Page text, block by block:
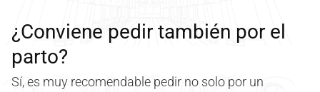
¿Conviene pedir también por el
parto?
Sí, es muy recomendable pedir no solo por un